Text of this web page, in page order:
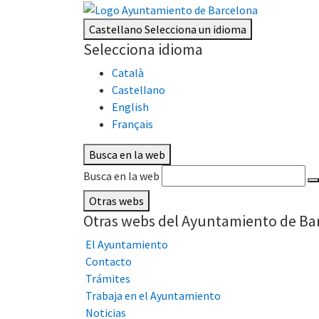
Castellano Selecciona un idioma
Selecciona idioma
Català
Castellano
English
Français
Busca en la web
Busca en la web
Otras webs
Otras webs del Ayuntamiento de
El Ayuntamiento
Contacto
Trámites
Trabaja en el Ayuntamiento
Noticias